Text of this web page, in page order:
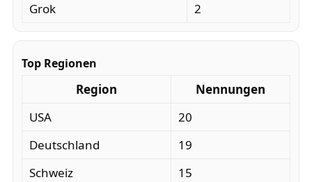
Grok
2
Top Regionen
Region
Nennungen
USA
20
Deutschland
19
Schweiz
15